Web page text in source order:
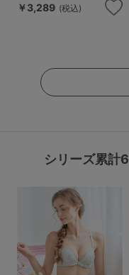
￥3,289 (税込)
シリーズ累計